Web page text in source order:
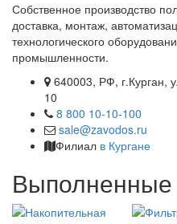
Собственное производство
доставка, монтаж,
технологического
промышленности.
640003, РФ, г.Курган,
10
8 800 10-10-100
sale@zavodos.ru
Филиал в Кургане
Выполненные